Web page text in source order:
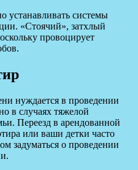
устанавливать системы
«Стоячий», затхлый
провоцирует
нуждается в проведении
в случаях тяжелой
Переезд в арендованной
или ваши детки часто
задуматься о проведении